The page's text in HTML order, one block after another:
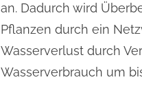
an. Dadurch wird
Pflanzen durch ein
Wasserverlust durch
Wasserverbrauch um